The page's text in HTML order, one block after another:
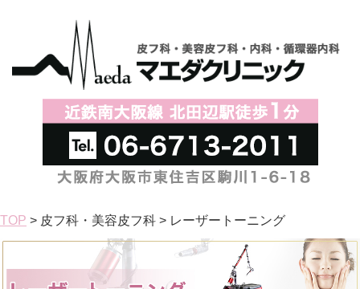
TOP > 皮フ科・美容皮フ科 > レーザートーニング